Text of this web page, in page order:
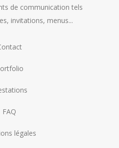
de communication tels
invitations, menus...
FAQ
légales